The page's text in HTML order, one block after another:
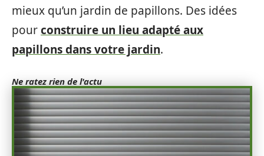
mieux qu’un jardin de papillons. Des idées
pourconstruire un lieu adapté aux
papillons dans votre jardin.
Ne ratez rien de l'actu